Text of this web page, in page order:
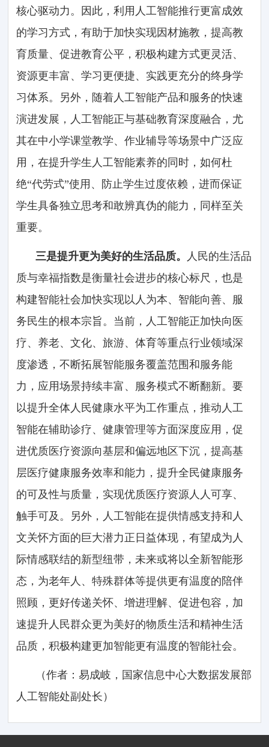
核心驱动力。因此，利用人工智能推行更富成效
的学习方式，有助于加快实现因材施教，提高教
育质量、促进教育公平，积极构建方式更灵活、
资源更丰富、学习更便捷、实践更充分的终身学
习体系。另外，随着人工智能产品和服务的快速
演进发展，人工智能正与基础教育深度融合，尤
其在中小学课堂教学、作业辅导等场景中广泛应
用，在提升学生人工智能素养的同时，如何杜
绝“代劳式”使用、防止学生过度依赖，进而保证
学生具备独立思考和敢辨真伪的能力，同样至关
重要。
三是提升更为美好的生活品质。
人民的生活品
质与幸福指数是衡量社会进步的核心标尺，也是
构建智能社会加快实现以人为本、智能向善、服
务民生的根本宗旨。当前，人工智能正加快向医
疗、养老、文化、旅游、体育等重点行业领域深
度渗透，不断拓展智能服务覆盖范围和服务能
力，应用场景持续丰富、服务模式不断翻新。要
以提升全体人民健康水平为工作重点，推动人工
智能在辅助诊疗、健康管理等方面深度应用，促
进优质医疗资源向基层和偏远地区下沉，提高基
层医疗健康服务效率和能力，提升全民健康服务
的可及性与质量，实现优质医疗资源人人可享、
触手可及。另外，人工智能在提供情感支持和人
文关怀方面的巨大潜力正日益体现，有望成为人
际情感联结的新型纽带，未来或将以全新智能形
态，为老年人、特殊群体等提供更有温度的陪伴
照顾，更好传递关怀、增进理解、促进包容，加
速提升人民群众更为美好的物质生活和精神生活
品质，积极构建更加智能更有温度的智能社会。
（作者：易成岐，国家信息中心大数据发展部
人工智能处副处长）